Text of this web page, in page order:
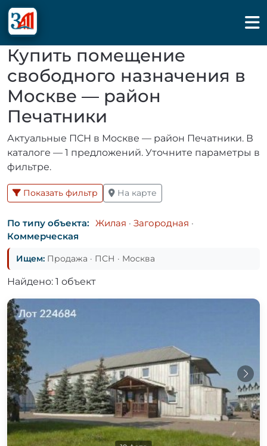
Купить помещение
свободного назначения в
Москве — район
Печатники
Актуальные ПСН в Москве — район Печатники. В
каталоге — 1 предложений. Уточните параметры в
фильтре.
Показать фильтр На карте
По типу объекта: Жилая · Загородная ·
Коммерческая
Ищем: Продажа · ПСН · Москва
Найдено: 1 объект